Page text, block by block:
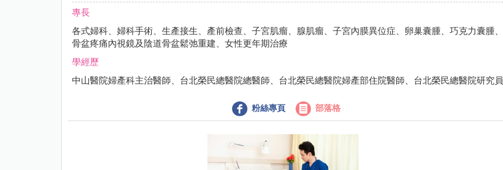
專長
各式婦科、婦科手術、生產接生、產前檢查、子宮肌瘤、腺肌瘤、子宮內膜異位症、卵巢囊腫、巧克力囊腫、
骨盆疼痛內視鏡及陰道骨盆鬆弛重建、女性更年期治療
學經歷
中山醫院婦產科主治醫師、台北榮民總醫院總醫師、台北榮民總醫院婦產部住院醫師、台北榮民總醫院研究員
粉絲專頁 部落格